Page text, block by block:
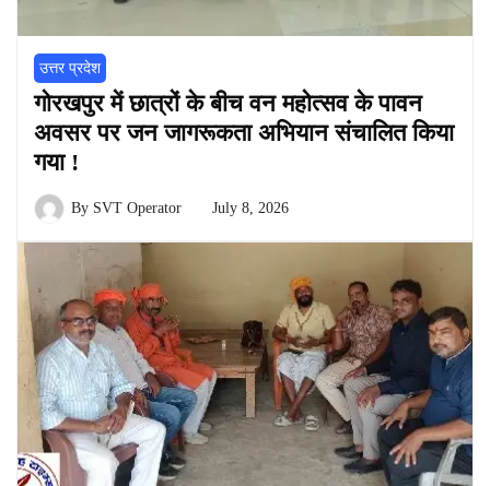
उत्तर प्रदेश
गोरखपुर में छात्रों के बीच वन महोत्सव के पावन
अवसर पर जन जागरूकता अभियान संचालित किया
गया !
By SVT Operator July 8, 2026